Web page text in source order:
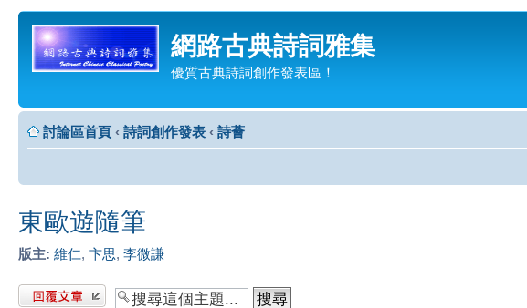
網路古典詩詞雅集
優質古典詩詞創作發表區！
討論區首頁 ‹ 詩詞創作發表 ‹ 詩薈
東歐遊隨筆
版主: 維仁, 卞思, 李微謙
發表回覆